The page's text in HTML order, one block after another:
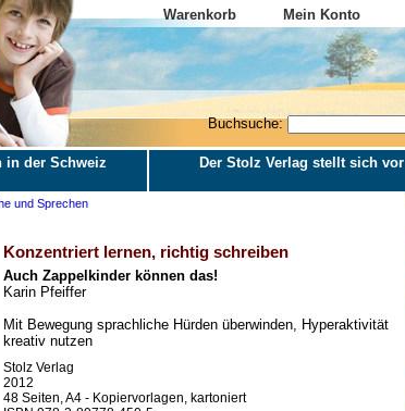
Warenkorb Mein Konto
Buchsuche:
in der Schweiz Der Stolz Verlag stellt sich vor
und Sprechen
Konzentriert lernen, richtig schreiben
Auch Zappelkinder können das!
Karin Pfeiffer
Mit Bewegung sprachliche Hürden überwinden, Hyperaktivität
kreativ nutzen
Stolz Verlag
2012
48 Seiten, A4 - Kopiervorlagen, kartoniert